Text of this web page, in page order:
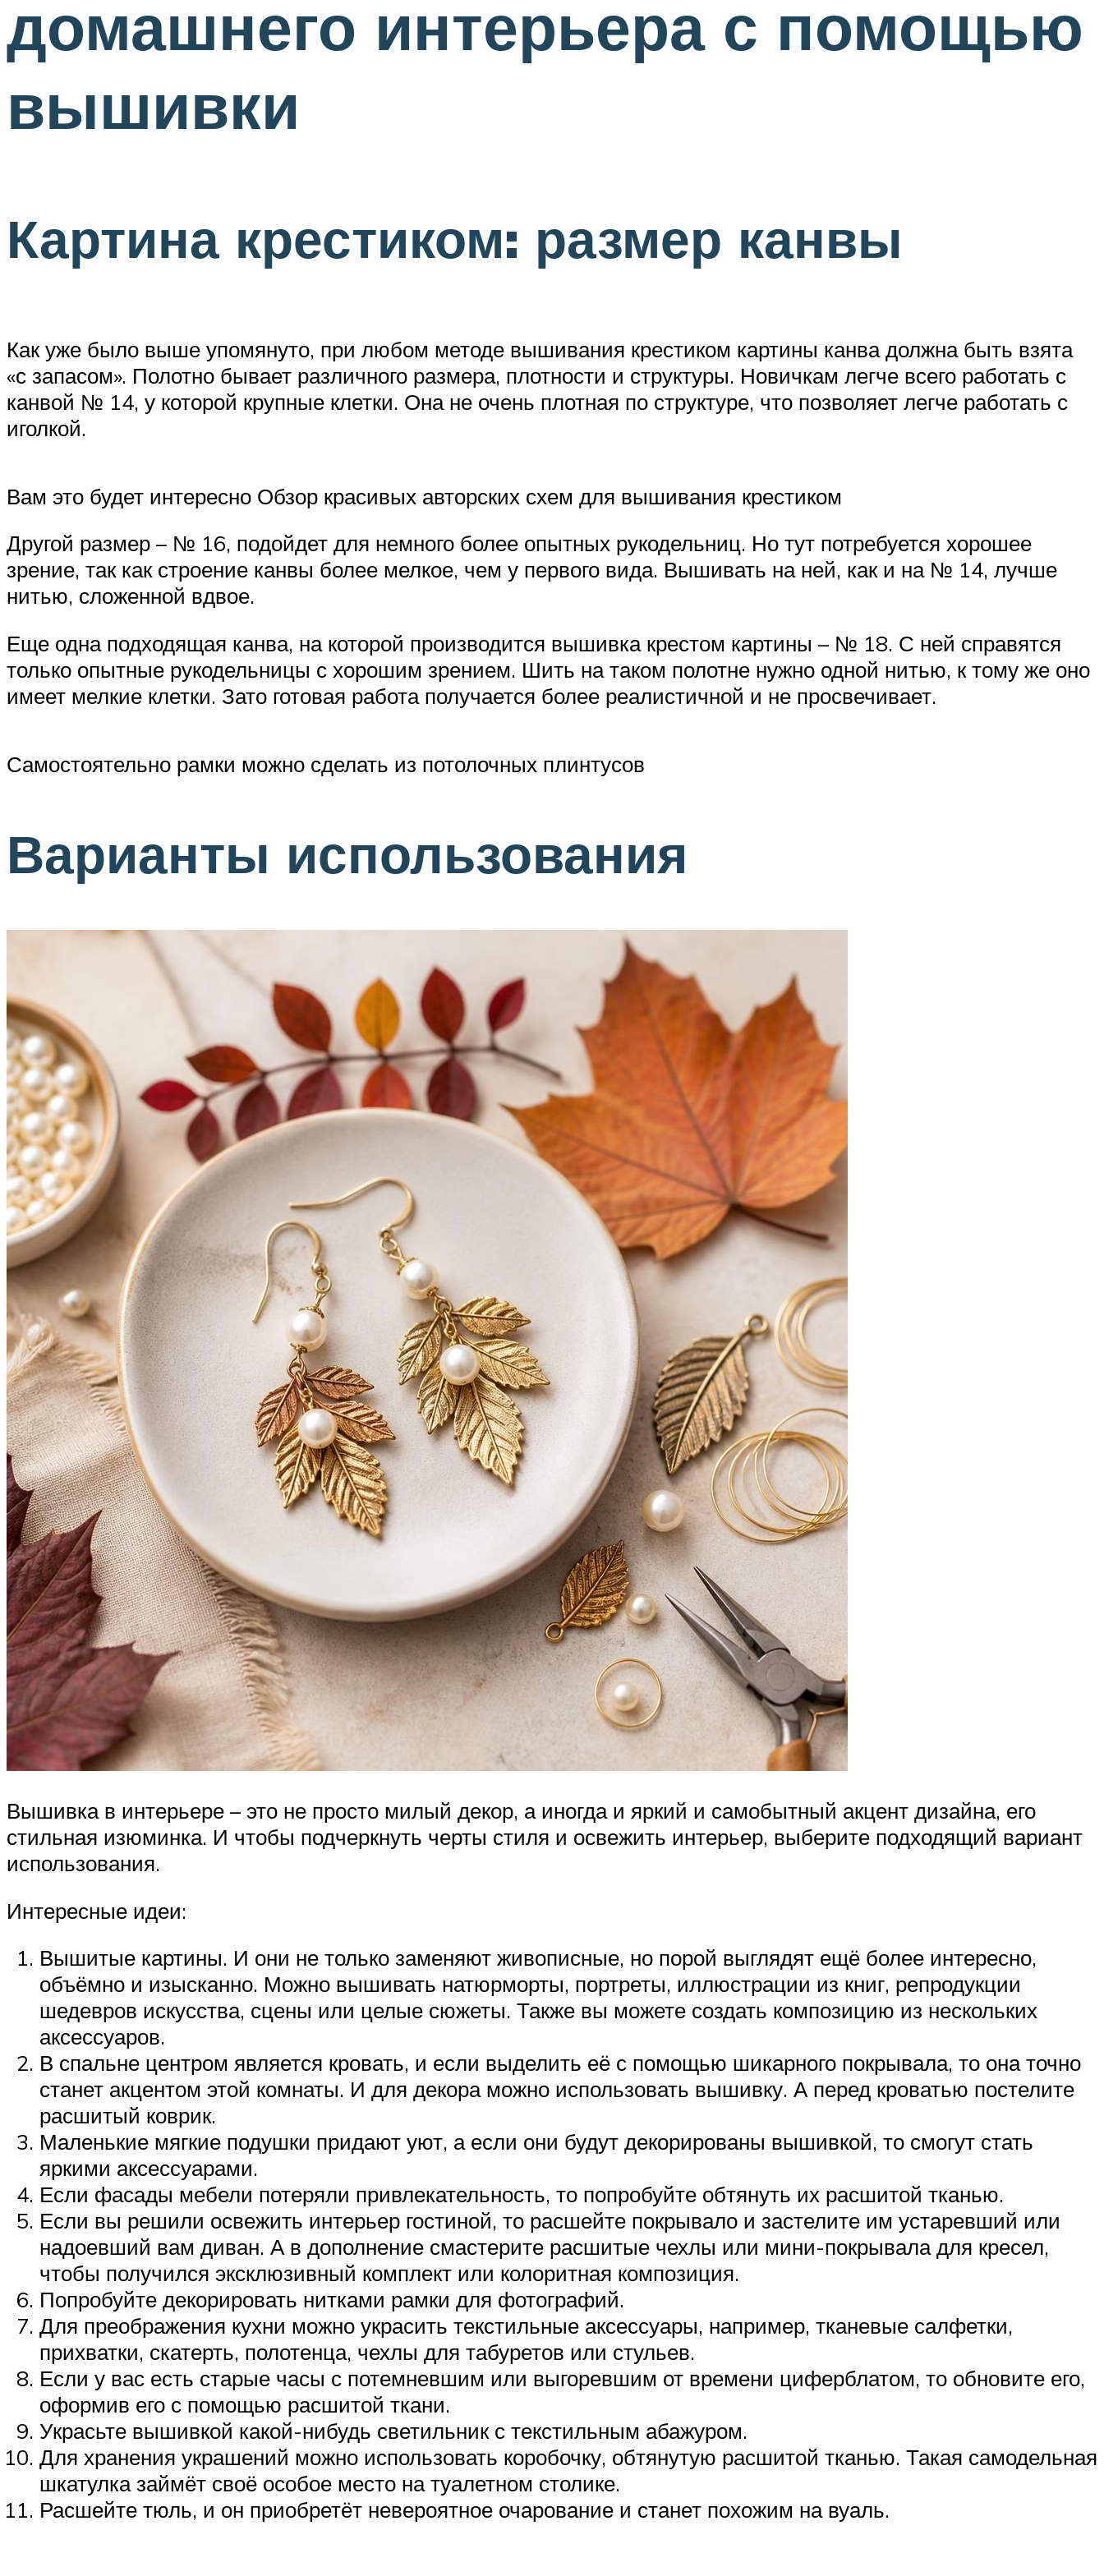
домашнего интерьера с помощью
вышивки
Картина крестиком: размер канвы
Как уже было выше упомянуто, при любом методе вышивания крестиком картины канва должна быть взята
«с запасом». Полотно бывает различного размера, плотности и структуры. Новичкам легче всего работать с
канвой № 14, у которой крупные клетки. Она не очень плотная по структуре, что позволяет легче работать с
иголкой.
Вам это будет интересно Обзор красивых авторских схем для вышивания крестиком
Другой размер – № 16, подойдет для немного более опытных рукодельниц. Но тут потребуется хорошее
зрение, так как строение канвы более мелкое, чем у первого вида. Вышивать на ней, как и на № 14, лучше
нитью, сложенной вдвое.
Еще одна подходящая канва, на которой производится вышивка крестом картины – № 18. С ней справятся
только опытные рукодельницы с хорошим зрением. Шить на таком полотне нужно одной нитью, к тому же оно
имеет мелкие клетки. Зато готовая работа получается более реалистичной и не просвечивает.
Самостоятельно рамки можно сделать из потолочных плинтусов
Варианты использования
Вышивка в интерьере – это не просто милый декор, а иногда и яркий и самобытный акцент дизайна, его
стильная изюминка. И чтобы подчеркнуть черты стиля и освежить интерьер, выберите подходящий вариант
использования.
Интересные идеи:
Вышитые картины. И они не только заменяют живописные, но порой выглядят ещё более интересно,
объёмно и изысканно. Можно вышивать натюрморты, портреты, иллюстрации из книг, репродукции
шедевров искусства, сцены или целые сюжеты. Также вы можете создать композицию из нескольких
аксессуаров.
В спальне центром является кровать, и если выделить её с помощью шикарного покрывала, то она точно
станет акцентом этой комнаты. И для декора можно использовать вышивку. А перед кроватью постелите
расшитый коврик.
Маленькие мягкие подушки придают уют, а если они будут декорированы вышивкой, то смогут стать
яркими аксессуарами.
Если фасады мебели потеряли привлекательность, то попробуйте обтянуть их расшитой тканью.
Если вы решили освежить интерьер гостиной, то расшейте покрывало и застелите им устаревший или
надоевший вам диван. А в дополнение смастерите расшитые чехлы или мини-покрывала для кресел,
чтобы получился эксклюзивный комплект или колоритная композиция.
Попробуйте декорировать нитками рамки для фотографий.
Для преображения кухни можно украсить текстильные аксессуары, например, тканевые салфетки,
прихватки, скатерть, полотенца, чехлы для табуретов или стульев.
Если у вас есть старые часы с потемневшим или выгоревшим от времени циферблатом, то обновите его,
оформив его с помощью расшитой ткани.
Украсьте вышивкой какой-нибудь светильник с текстильным абажуром.
Для хранения украшений можно использовать коробочку, обтянутую расшитой тканью. Такая самодельная
шкатулка займёт своё особое место на туалетном столике.
Расшейте тюль, и он приобретёт невероятное очарование и станет похожим на вуаль.